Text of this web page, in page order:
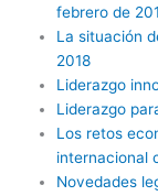
febrero de
La situación
2018
Liderazgo
Liderazgo
Los retos
internacional
Novedades